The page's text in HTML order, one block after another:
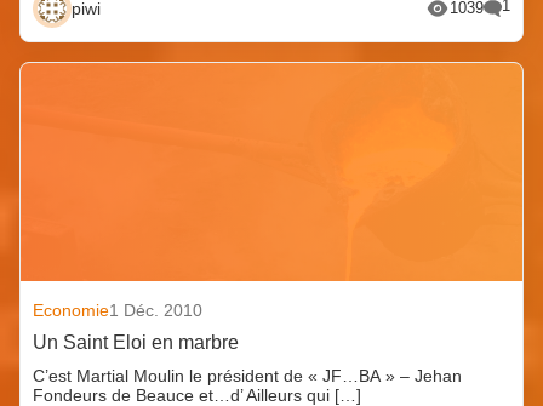
piwi 1039 1
Economie1 Déc. 2010
Un Saint Eloi en marbre
C’est Martial Moulin le président de « JF…BA » – Jehan
Fondeurs de Beauce et…d’ Ailleurs qui […]